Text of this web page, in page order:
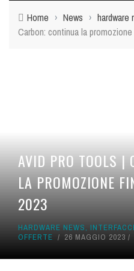
Home › News › hardware
Carbon: continua la
AVID PRO TOOLS |
LA PROMOZIONE
2023
HARDWARE NEWS,
OFFERTE
26 MAGGIO 2023